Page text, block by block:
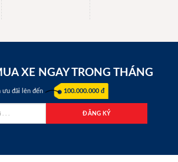
XE NGAY TRONG THÁNG
ưu đãi lên đến 100.000.000 đ